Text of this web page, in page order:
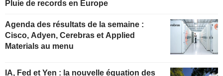
Pluie de records en Europe
Agenda des résultats de la semaine :
Cisco, Adyen, Cerebras et Applied
Materials au menu
IA, Fed et Yen : la nouvelle équation des